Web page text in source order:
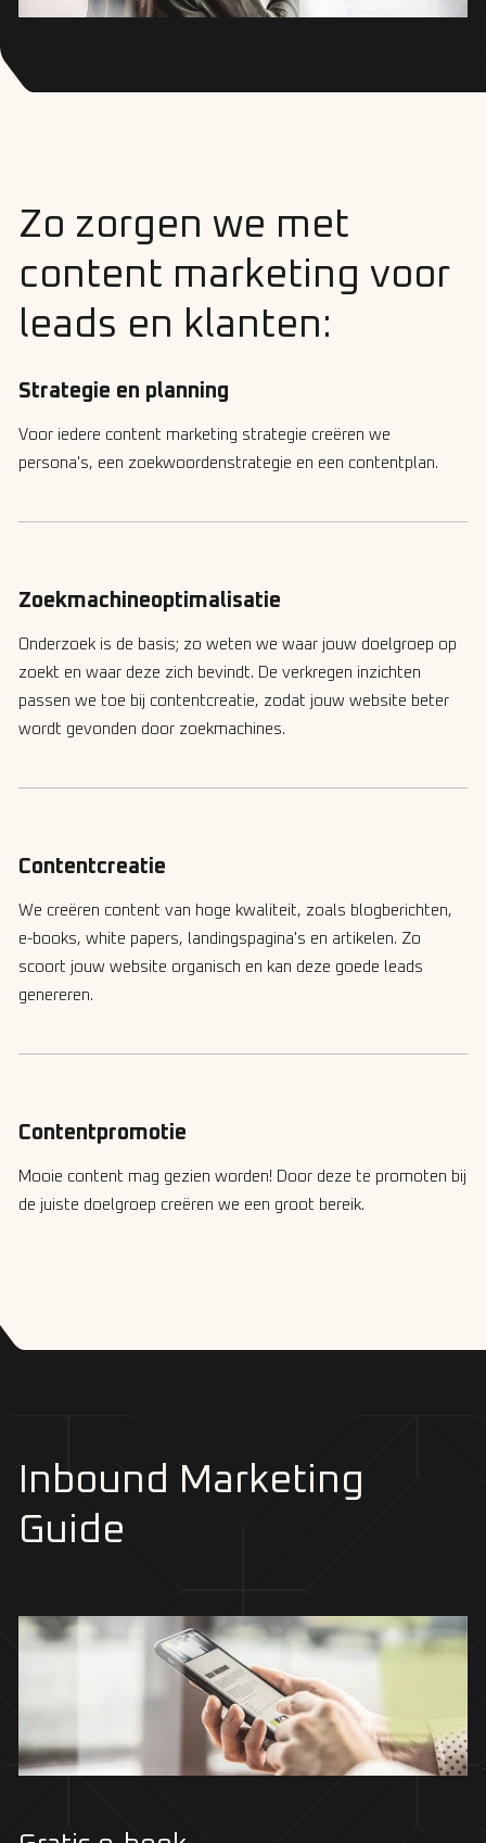
Zo zorgen we met
content marketing voor
leads en klanten:
Strategie en planning
Voor iedere content marketing strategie creëren we
persona's, een zoekwoordenstrategie en een contentplan.
Zoekmachineoptimalisatie
Onderzoek is de basis; zo weten we waar jouw doelgroep op
zoekt en waar deze zich bevindt. De verkregen inzichten
passen we toe bij contentcreatie, zodat jouw website beter
wordt gevonden door zoekmachines.
Contentcreatie
We creëren content van hoge kwaliteit, zoals blogberichten,
e-books, white papers, landingspagina's en artikelen. Zo
scoort jouw website organisch en kan deze goede leads
genereren.
Contentpromotie
Mooie content mag gezien worden! Door deze te promoten bij
de juiste doelgroep creëren we een groot bereik.
Inbound Marketing
Guide